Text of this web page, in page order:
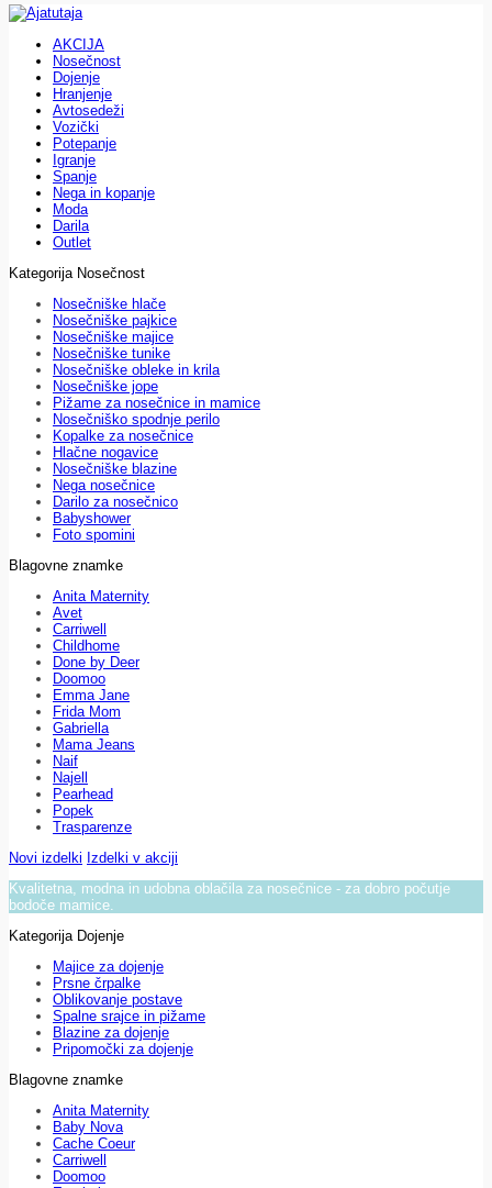
AKCIJA
Nosečnost
Dojenje
Hranjenje
Avtosedeži
Vozički
Potepanje
Igranje
Spanje
Nega in kopanje
Moda
Darila
Outlet
Kategorija Nosečnost
Nosečniške hlače
Nosečniške pajkice
Nosečniške majice
Nosečniške tunike
Nosečniške obleke in krila
Nosečniške jope
Pižame za nosečnice in mamice
Nosečniško spodnje perilo
Kopalke za nosečnice
Hlačne nogavice
Nosečniške blazine
Nega nosečnice
Darilo za nosečnico
Babyshower
Foto spomini
Blagovne znamke
Anita Maternity
Avet
Carriwell
Childhome
Done by Deer
Doomoo
Emma Jane
Frida Mom
Gabriella
Mama Jeans
Naif
Najell
Pearhead
Popek
Trasparenze
Novi izdelki Izdelki v akciji
Kvalitetna, modna in udobna oblačila za nosečnice - za dobro počutje
bodoče mamice.
Kategorija Dojenje
Majice za dojenje
Prsne črpalke
Oblikovanje postave
Spalne srajce in pižame
Blazine za dojenje
Pripomočki za dojenje
Blagovne znamke
Anita Maternity
Baby Nova
Cache Coeur
Carriwell
Doomoo